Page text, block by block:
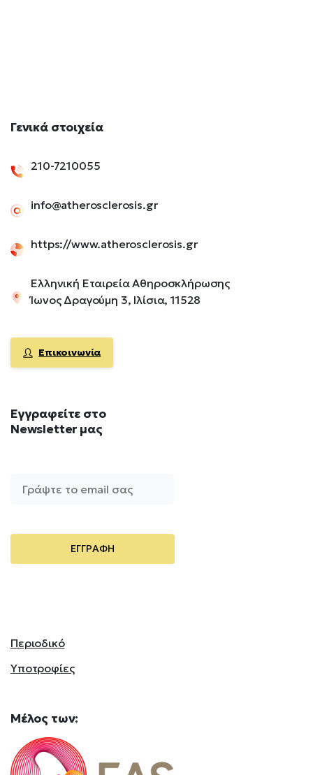
Γενικά στοιχεία
210-7210055
info@atherosclerosis.gr
https://www.atherosclerosis.gr
Ελληνική Εταιρεία Αθηροσκλήρωσης
Ίωνος Δραγούμη 3, Ιλίσια, 11528
Επικοινωνία
Εγγραφείτε στο
Newsletter μας
Περιοδικό
Υποτροφίες
Mέλος των: